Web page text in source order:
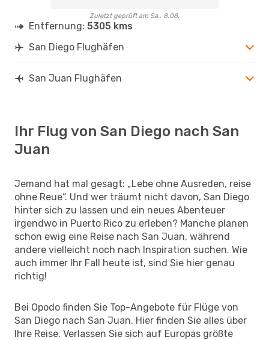
Zuletzt geprüft am Sa., 8.08.
Entfernung: 5305 kms
San Diego Flughäfen
San Juan Flughäfen
Ihr Flug von San Diego nach San
Juan
Jemand hat mal gesagt: „Lebe ohne Ausreden, reise
ohne Reue“. Und wer träumt nicht davon, San Diego
hinter sich zu lassen und ein neues Abenteuer
irgendwo in Puerto Rico zu erleben? Manche planen
schon ewig eine Reise nach San Juan, während
andere vielleicht noch nach Inspiration suchen. Wie
auch immer Ihr Fall heute ist, sind Sie hier genau
richtig!
Bei Opodo finden Sie Top-Angebote für Flüge von
San Diego nach San Juan. Hier finden Sie alles über
Ihre Reise. Verlassen Sie sich auf Europas größte